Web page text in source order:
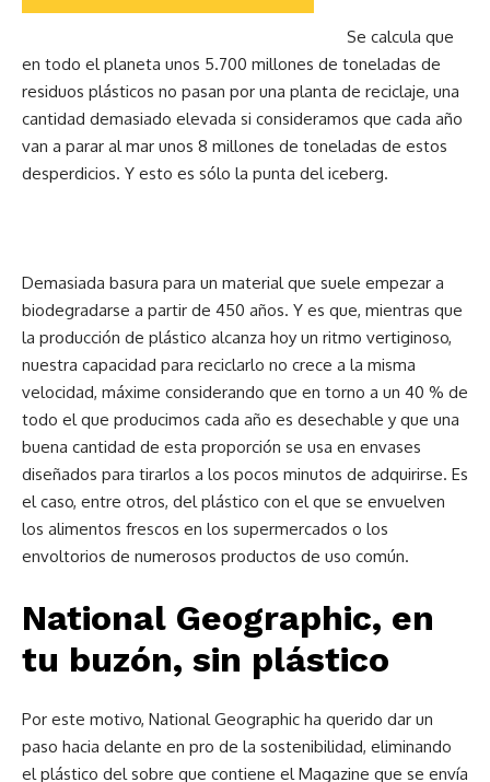
Se calcula que
en todo el planeta unos 5.700 millones de toneladas de
residuos plásticos no pasan por una planta de reciclaje, una
cantidad demasiado elevada si consideramos que cada año
van a parar al mar unos 8 millones de toneladas de estos
desperdicios. Y esto es sólo la punta del iceberg.
Demasiada basura para un material que suele empezar a
biodegradarse a partir de 450 años. Y es que, mientras que
la producción de plástico alcanza hoy un ritmo vertiginoso,
nuestra capacidad para reciclarlo no crece a la misma
velocidad, máxime considerando que en torno a un 40 % de
todo el que producimos cada año es desechable y que una
buena cantidad de esta proporción se usa en envases
diseñados para tirarlos a los pocos minutos de adquirirse. Es
el caso, entre otros, del plástico con el que se envuelven
los alimentos frescos en los supermercados o los
envoltorios de numerosos productos de uso común.
National Geographic, en
tu buzón, sin plástico
Por este motivo, National Geographic ha querido dar un
paso hacia delante en pro de la sostenibilidad, eliminando
el plástico del sobre que contiene el Magazine que se envía